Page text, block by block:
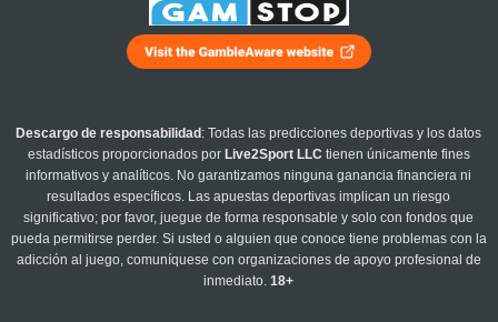
Descargo de responsabilidad : Todas las predicciones deportivas y los datos
estadísticos proporcionados por Live2Sport LLC tienen únicamente fines
informativos y analíticos. No garantizamos ninguna ganancia financiera ni
resultados específicos. Las apuestas deportivas implican un riesgo
significativo; por favor, juegue de forma responsable y solo con fondos que
pueda permitirse perder. Si usted o alguien que conoce tiene problemas con la
adicción al juego, comuníquese con organizaciones de apoyo profesional de
inmediato.18+